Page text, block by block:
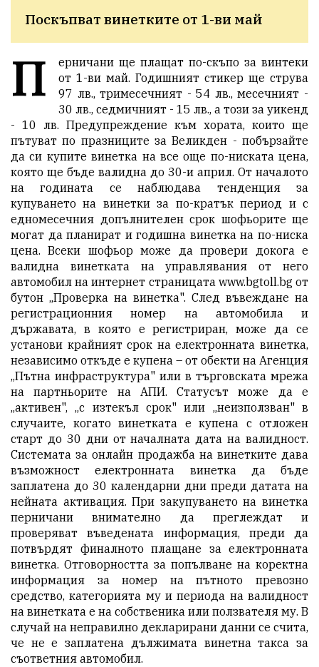
Поскъпват винетките от 1-ви май
П
ерничани ще плащат по-скъпо за винтеки
от 1-ви май. Годишният стикер ще струва
97 лв., тримесечният - 54 лв., месечният -
30 лв., седмичният - 15 лв., а този за уикенд
- 10 лв. Предупреждение към хората, които ще
пътуват по празниците за Великден - побързайте
да си купите винетка на все още по-ниската цена,
която ще бъде валидна до 30-и април. От началото
на годината се наблюдава тенденция за
купуването на винетки за по-кратък период и с
едномесечния допълнителен срок шофьорите ще
могат да планират и годишна винетка на по-ниска
цена. Всеки шофьор може да провери докога е
валидна винетката на управлявания от него
автомобил на интернет страницата www.bgtoll.bg от
бутон „Проверка на винетка". След въвеждане на
регистрационния номер на автомобила и
държавата, в която е регистриран, може да се
установи крайният срок на електронната винетка,
независимо откъде е купена – от обекти на Агенция
„Пътна инфраструктура" или в търговската мрежа
на партньорите на АПИ. Статусът може да е
„активен", „с изтекъл срок" или „неизползван" в
случаите, когато винетката е купена с отложен
старт до 30 дни от началната дата на валидност.
Системата за онлайн продажба на винетките дава
възможност електронната винетка да бъде
заплатена до 30 календарни дни преди датата на
нейната активация. При закупуването на винетка
перничани внимателно да преглеждат и
проверяват въведената информация, преди да
потвърдят финалното плащане за електронната
винетка. Отговорността за попълване на коректна
информация за номер на пътното превозно
средство, категорията му и периода на валидност
на винетката е на собственика или ползвателя му. В
случай на неправилно декларирани данни се счита,
че не е заплатена дължимата винетна такса за
съответния автомобил.